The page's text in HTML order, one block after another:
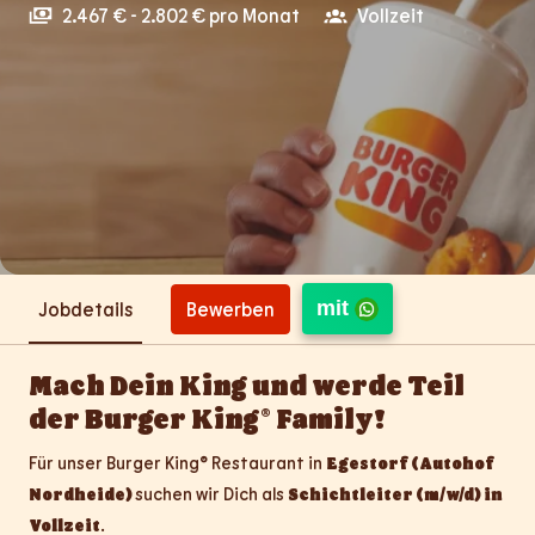
2.467 € - 2.802 € pro Monat Vollzeit
Jobdetails Bewerben mit
Mach Dein King und werde Teil
der Burger King® Family!
Für unser Burger King® Restaurant in Egestorf (Autohof
Nordheide)suchen wir Dich als Schichtleiter (m/w/d) in
Vollzeit.